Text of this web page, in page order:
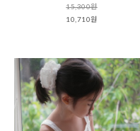
15,300원
10,710원